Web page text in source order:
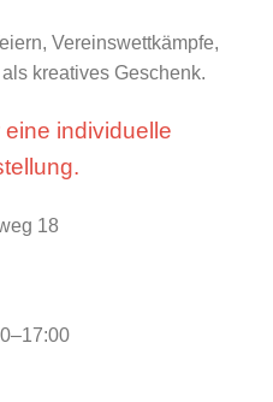
Vereinswettkämpfe,
kreatives Geschenk.
individuelle
18